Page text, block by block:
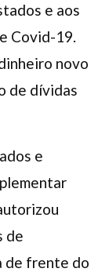
e aos
Covid-19.
novo
de dívidas
e
de
de frente do